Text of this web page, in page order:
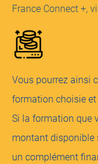
France Connect +,
Vous pourrez ainsi
formation choisie
Si la formation que
montant disponible
un complément